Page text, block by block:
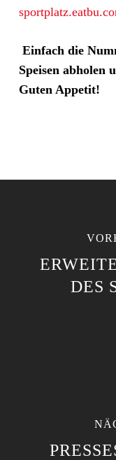
Einfach die
Speisen abholen
Guten Appetit!
DES